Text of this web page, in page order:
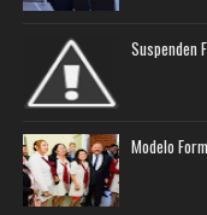
Suspenden
Modelo